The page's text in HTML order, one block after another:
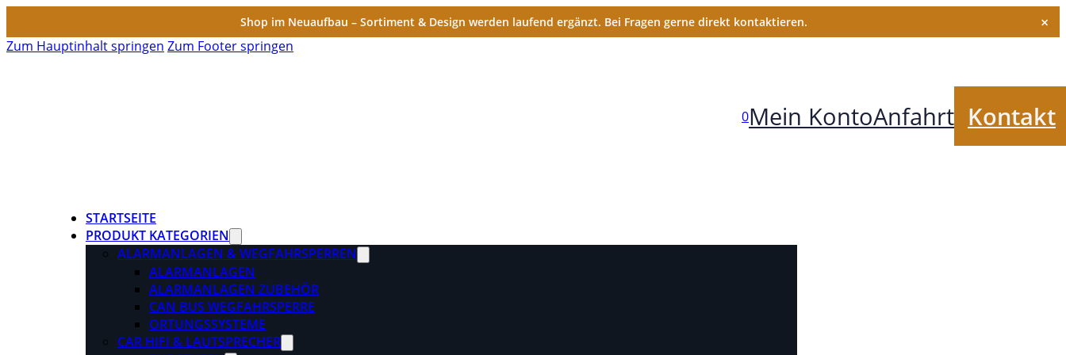
Shop im Neuaufbau – Sortiment & Design werden laufend ergänzt. Bei Fragen gerne direkt kontaktieren. ×
Zum Hauptinhalt springen Zum Footer springen
0Mein KontoAnfahrt Kontakt
STARTSEITE
PRODUKT KATEGORIEN
ALARMANLAGEN & WEGFAHRSPERREN
ALARMANLAGEN
ALARMANLAGEN ZUBEHÖR
CAN BUS WEGFAHRSPERRE
ORTUNGSSYSTEME
CAR HIFI & LAUTSPRECHER